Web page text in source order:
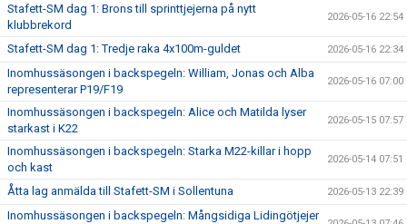
Stafett-SM dag 1: Brons till sprinttjejerna på nytt
klubbrekord
2026-05-16 22:54
Stafett-SM dag 1: Tredje raka 4x100m-guldet 2026-05-16 22:34
Inomhussäsongen i backspegeln: William, Jonas och Alba
representerar P19/F19
2026-05-16 07:00
Inomhussäsongen i backspegeln: Alice och Matilda lyser
starkast i K22
2026-05-15 07:57
Inomhussäsongen i backspegeln: Starka M22-killar i hopp
och kast
2026-05-14 07:51
Åtta lag anmälda till Stafett-SM i Sollentuna 2026-05-13 22:39
Inomhussäsongen i backspegeln: Mångsidiga Lidingötjejer